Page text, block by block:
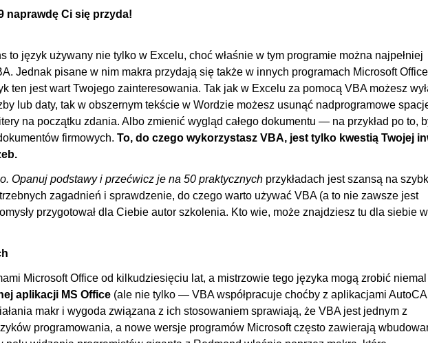
OGLĄDAJ »
problemów za pomocą VBA
naprawdę Ci się przyda!
to język używany nie tylko w Excelu, choć właśnie w tym programie można najpełniej
Jednak pisane w nim makra przydają się także w innych programach Microsoft
ten jest wart Twojego zainteresowania. Tak jak w Excelu za pomocą VBA możesz
lub daty, tak w obszernym tekście w Wordzie możesz usunąć nadprogramowe
na początku zdania. Albo zmienić wygląd całego dokumentu — na przykład po to,
firmowych. To, do czego wykorzystasz VBA, jest tylko kwestią Twojej
Opanuj podstawy i przećwicz je na 50 praktycznych przykładach jest szansą na
zagadnień i sprawdzenie, do czego warto używać VBA (a to nie zawsze jest
przygotował dla Ciebie autor szkolenia. Kto wie, może znajdziesz tu dla siebie
Microsoft Office od kilkudziesięciu lat, a mistrzowie tego języka mogą zrobić niemal
aplikacji MS Office (ale nie tylko — VBA współpracuje choćby z aplikacjami
makr i wygoda związana z ich stosowaniem sprawiają, że VBA jest jednym z
programowania, a nowe wersje programów Microsoft często zawierają